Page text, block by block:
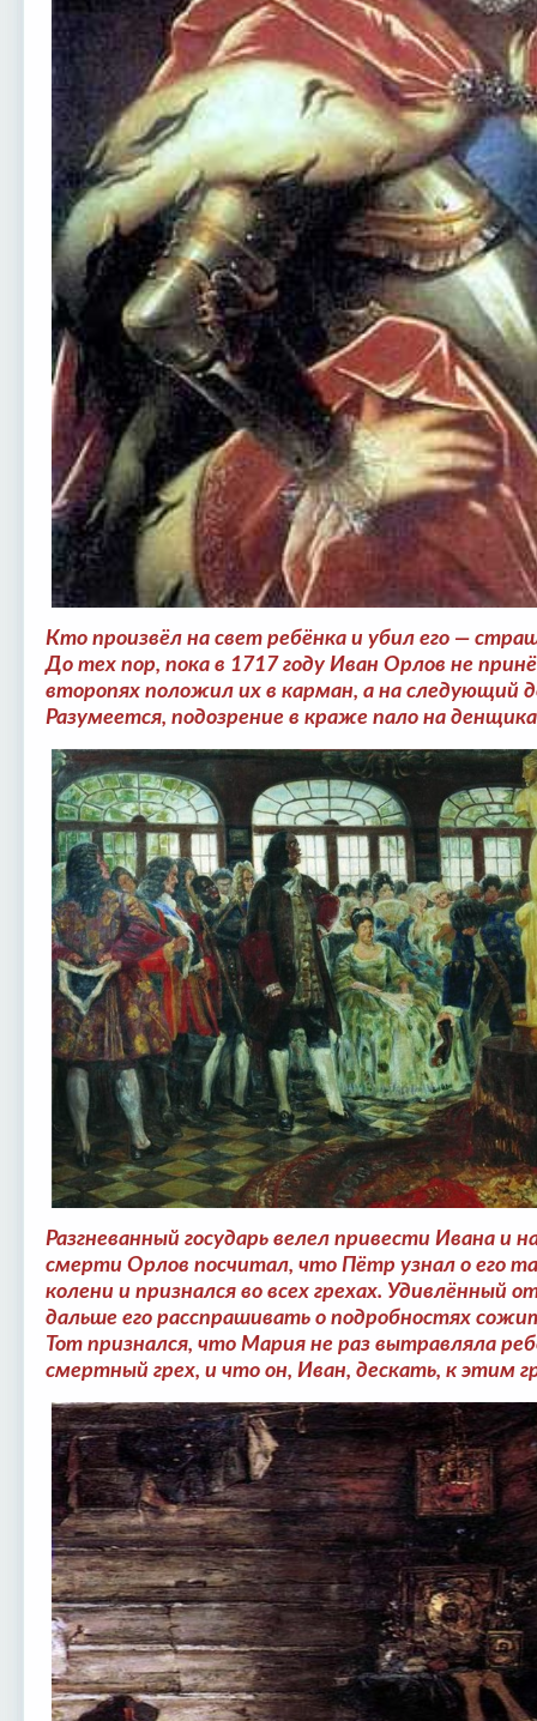
Кто произвёл на свет ребёнка и убил его —
До тех пор, пока в 1717 году Иван Орлов не
второпях положил их в карман, а на следующий
Разумеется, подозрение в краже пало на
Разгневанный государь велел привести Ивана и
смерти Орлов посчитал, что Пётр узнал о его
колени и признался во всех грехах. Удивлённый
дальше его расспрашивать о подробностях
Тот признался, что Мария не раз вытравляла
смертный грех, и что он, Иван, дескать, к этим